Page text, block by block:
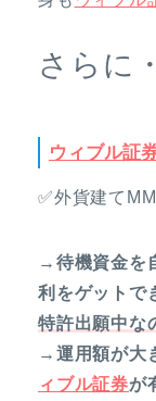
さらに
ウィブル証
✅外貨建て
→待機資金を
利をゲットで
特許出願中な
→運用額が大
ィブル証券が